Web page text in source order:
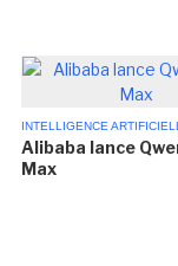
INTELLIGENCE
Alibaba lance
Max